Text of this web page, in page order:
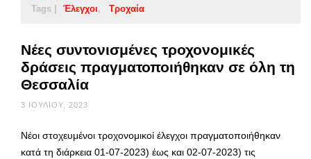
Tags | Έλεγχοι Τροχαία
Νέες συντονισμένες τροχονομικές
δράσεις πραγματοποιήθηκαν σε όλη τη
Θεσσαλία
3 ΙΟΥΛΊΟΥ, 2023
Νέοι στοχευμένοι τροχονομικοί έλεγχοι πραγματοποιήθηκαν
κατά τη διάρκεια 01-07-2023) έως και 02-07-2023) τις